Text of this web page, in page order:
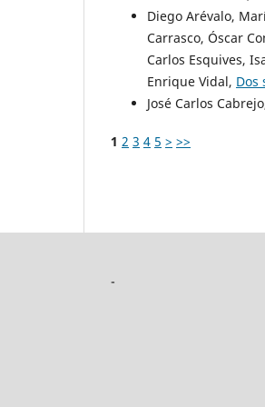
Diego Arévalo,
Carrasco, Óscar
Carlos Esquives,
Enrique Vidal, Dos
José Carlos
1 2 3 4 5 > >>
-